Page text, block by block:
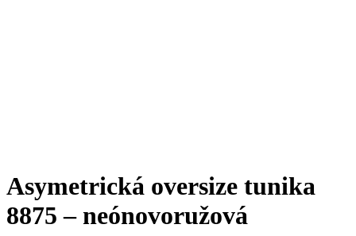
Asymetrická oversize tunika
8875 – neónovoružová